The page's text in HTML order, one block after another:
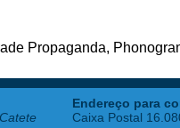
Propaganda,
Endereço para
Caixa Postal